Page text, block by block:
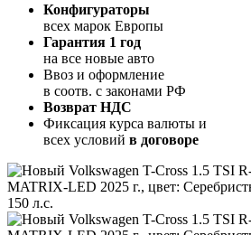
Конфигураторы
всех марок Европы
Гарантия 1 год
на все новые авто
Ввоз и оформление
в соотв. с законами РФ
Возврат НДС
Фиксация курса валюты и
всех условий в договоре